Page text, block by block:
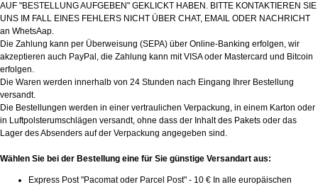
AUF "BESTELLUNG AUFGEBEN" GEKLICKT HABEN. BITTE KONTAKTIEREN SIE
UNS IM FALL EINES FEHLERS NICHT ÜBER CHAT, EMAIL ODER NACHRICHT
an WhetsAap.
Die Zahlung kann per Überweisung (SEPA) über Online-Banking erfolgen, wir
akzeptieren auch PayPal, die Zahlung kann mit VISA oder Mastercard und Bitcoin
erfolgen.
Die Waren werden innerhalb von 24 Stunden nach Eingang Ihrer Bestellung
versandt.
Die Bestellungen werden in einer vertraulichen Verpackung, in einem Karton oder
in Luftpolsterumschlägen versandt, ohne dass der Inhalt des Pakets oder das
Lager des Absenders auf der Verpackung angegeben sind.
Wählen Sie bei der Bestellung eine für Sie günstige Versandart aus:
Express Post "Pacomat oder Parcel Post" - 10 € In alle europäischen